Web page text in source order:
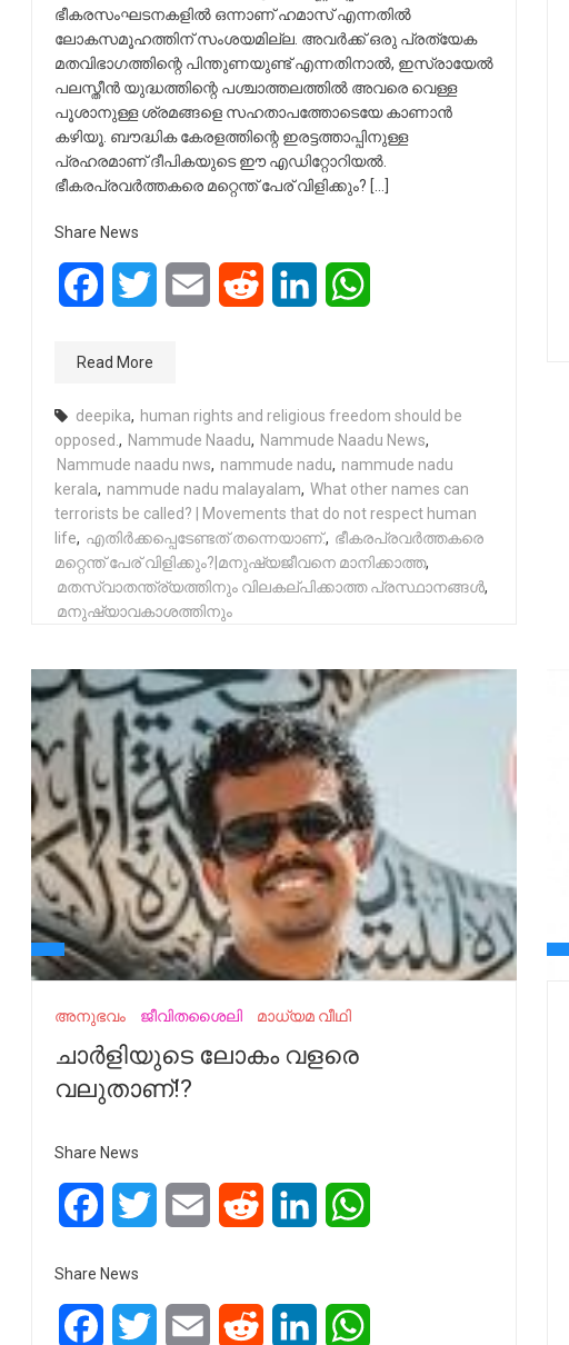
ഭീകരസംഘടനകളിൽ ഒന്നാണ് ഹമാസ് എന്നതിൽ
ലോകസമൂഹത്തിന് സംശയമില്ല. അവർക്ക് ഒരു പ്രത്യേക
മതവിഭാഗത്തിന്റെ പിന്തുണയുണ്ട് എന്നതിനാൽ, ഇസ്രായേൽ
പലസ്തീൻ യുദ്ധത്തിന്റെ പശ്ചാത്തലത്തിൽ അവരെ വെള്ള
പൂശാനുള്ള ശ്രമങ്ങളെ സഹതാപത്തോടെയേ കാണാൻ
കഴിയൂ. ബൗദ്ധിക കേരളത്തിന്റെ ഇരട്ടത്താപ്പിനുള്ള
പ്രഹരമാണ് ദീപികയുടെ ഈ എഡിറ്റോറിയൽ.
ഭീകരപ്രവർത്തകരെ മറ്റെന്ത് പേര് വിളിക്കും? […]
Share News
FacebookTwitter Email Reddit LinkedIn
Read More
deepika, human rights and religious freedom should be
opposed. , Nammude Naadu, Nammude Naadu News,
Nammude naadu nws, nammude nadu, nammude nadu
kerala, nammude nadu malayalam, What other names can
terrorists be called? | Movements that do not respect human
life, എതിർക്കപ്പെടേണ്ടത് തന്നെയാണ്., ഭീകരപ്രവർത്തകരെ
മറ്റെന്ത് പേര് വിളിക്കും?|മനുഷ്യജീവനെ മാനിക്കാത്ത,
മതസ്വാതന്ത്ര്യത്തിനും വിലകല്പിക്കാത്ത പ്രസ്ഥാനങ്ങൾ,
മനുഷ്യാവകാശത്തിനും
അനുഭവം ജീവിതശൈലി മാധ്യമ വീഥി
ചാർളിയുടെ ലോകം വളരെ
വലുതാണ്!?
Share News
FacebookTwitter Email Reddit LinkedIn
Share News
FacebookTwitter Email Reddit LinkedIn